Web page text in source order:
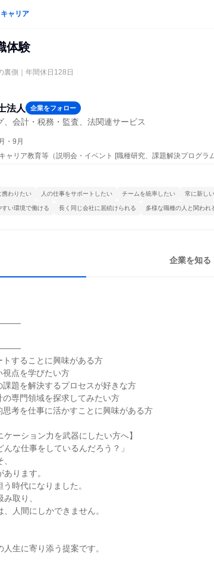
キャリア
体験
裏側｜年間休日128日
法人 企業をフォロー
、会計・税務・監査、法関連サービス
・9月
ャリア教育等（説明会・イベント [職種研究、課題解決プログラ
携わりたい 人の仕事をサポートしたい チームを統率したい 常に新し
い環境で働ける 長く同じ会社に居続けられる 多様な職種の人と関われ
企業を知る
することに興味がある方
視点を学びたい方
題を解決するプロセスが好きな方
専門領域を探求してみたい方
考を仕事に活かすことに興味がある方
ケーション力を武器にしたい方へ】
んな仕事をしているんだろう？」
ります。
時代になりました。
取り、
人間にしかできません。
生に寄り添う提案です。